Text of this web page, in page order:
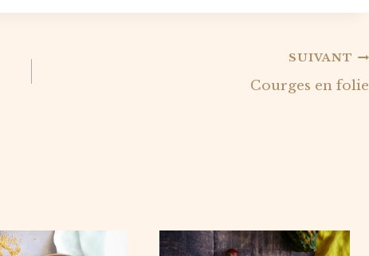
SUIVANT
Courges en folie